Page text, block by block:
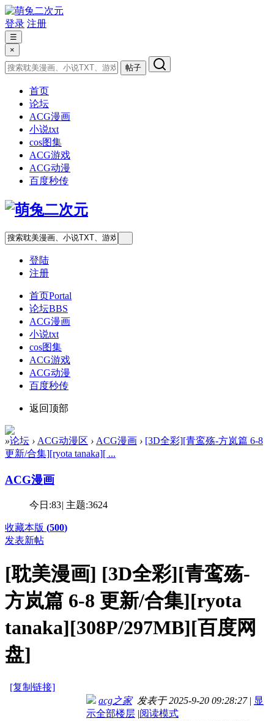
登录 注册
☰
×
帖子
首页
论坛
ACG漫画
小说txt
cos图集
ACG游戏
ACG动漫
百度秒传
登陆
注册
首页Portal
论坛BBS
ACG漫画
小说txt
cos图集
ACG游戏
ACG动漫
百度秒传
返回顶部
»论坛 › ACG动漫区 › ACG漫画 › [3D全彩][青鸾殇-方岚篇 6-8
更新/合集][ryota tanaka][ ...
ACG漫画
今日:83| 主题:3624
收藏本版 (500)
发表新帖
[耽美漫画] [3D全彩][青鸾殇-
方岚篇 6-8 更新/合集][ryota
tanaka][308P/297MB][百度网
盘]
[复制链接]
acg之家发表于 2025-9-20 09:28:27 | 显
示全部楼层 |阅读模式